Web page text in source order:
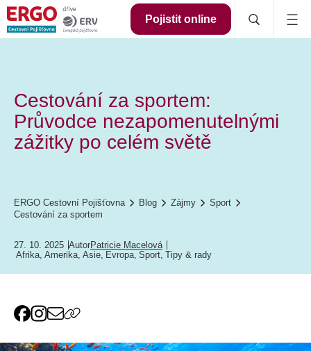
Pojistit online
Cestování za sportem:
Průvodce nezapomenutelnými
zážitky po celém světě
ERGO Cestovní Pojišťovna Blog Zájmy
Sport
Cestování za sportem
27. 10. 2025 AutorPatricie Macelová
Afrika, Amerika, Asie, Evropa, Sport, Tipy & rady